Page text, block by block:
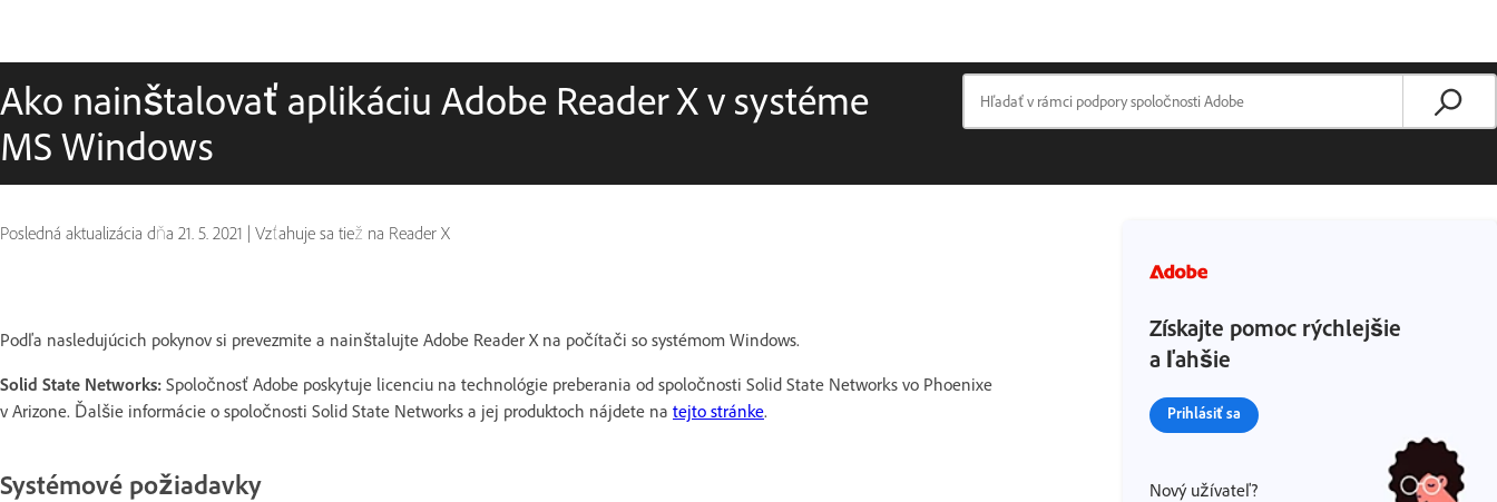
Ako nainštalovať aplikáciu Adobe Reader X v systéme
MS Windows
Posledná aktualizácia dňa 21. 5. 2021 | Vzťahuje sa tiež na Reader X
Podľa nasledujúcich pokynov si prevezmite a nainštalujte Adobe Reader X na počítači so systémom Windows.
Solid State Networks: Spoločnosť Adobe poskytuje licenciu na technológie preberania od spoločnosti Solid State Networks vo Phoenixe
v Arizone. Ďalšie informácie o spoločnosti Solid State Networks a jej produktoch nájdete na tejto stránke.
Systémové požiadavky
Získajte pomoc rýchlejšie
a ľahšie
Prihlásiť sa
Nový užívateľ?